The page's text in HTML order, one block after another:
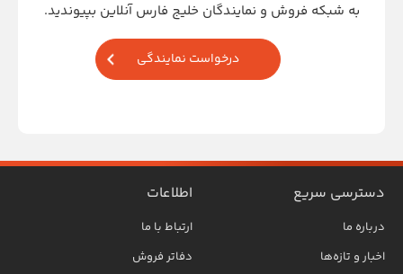
به شبکه فروش و نمایندگان خلیج فارس آنلاین بپیوندید.
درخواست نمایندگی
دسترسی سریع
درباره ما
اخبار و تازه‌ها
اطلاعات
ارتباط با ما
دفاتر فروش